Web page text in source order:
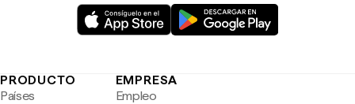
PRODUCTO
Países
EMPRESA
Empleo